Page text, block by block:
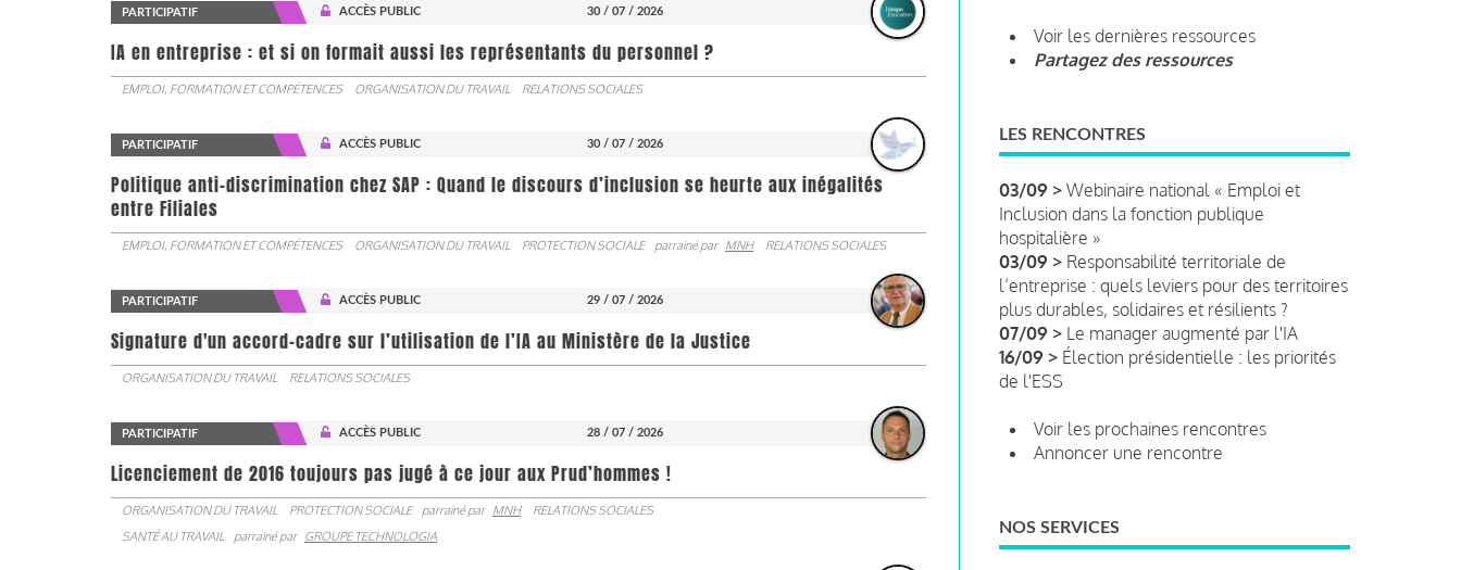
PARTICIPATIF ACCÈS PUBLIC 30 / 07 / 2026
IA en entreprise : et si on formait aussi les représentants du personnel ?
EMPLOI, FORMATION ET COMPÉTENCES ORGANISATION DU TRAVAIL RELATIONS SOCIALES
PARTICIPATIF ACCÈS PUBLIC 30 / 07 / 2026
Politique anti-discrimination chez SAP : Quand le discours d’inclusion se heurte aux inégalités
entre Filiales
EMPLOI, FORMATION ET COMPÉTENCES ORGANISATION DU TRAVAIL PROTECTION SOCIALE parrainé par MNH RELATIONS SOCIALES
PARTICIPATIF ACCÈS PUBLIC 29 / 07 / 2026
Signature d'un accord-cadre sur l’utilisation de l’IA au Ministère de la Justice
ORGANISATION DU TRAVAIL RELATIONS SOCIALES
PARTICIPATIF ACCÈS PUBLIC 28 / 07 / 2026
Licenciement de 2016 toujours pas jugé à ce jour aux Prud’hommes !
ORGANISATION DU TRAVAIL PROTECTION SOCIALE parrainé par MNH
RELATIONS SOCIALES
SANTÉ AU TRAVAIL
parrainé par GROUPE TECHNOLOGIA
Voir les dernières ressources
Partagez des ressources
LES RENCONTRES
03/09 > Webinaire national « Emploi et
Inclusion dans la fonction publique
hospitalière »
03/09 > Responsabilité territoriale de
l’entreprise : quels leviers pour des territoires
plus durables, solidaires et résilients ?
07/09 > Le manager augmenté par l'IA
16/09 > Élection présidentielle : les priorités
de l'ESS
Voir les prochaines rencontres
Annoncer une rencontre
NOS SERVICES